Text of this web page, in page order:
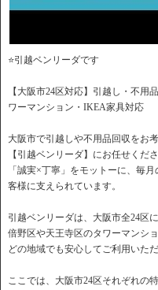
⭐️引越ベンリーダです
【大阪市24区対応】引越し・不用
ワーマンション・IKEA家具対応
大阪市で引越しや不用品回収をお
【引越ベンリーダ】にお任せくださ
「誠実×丁寧」をモットーに、毎
客様に支えられています。
引越ベンリーダは、大阪市全24区
倍野区や天王寺区のタワーマンシ
どの地域でも安心してご利用いただ
ここでは、大阪市24区それぞれの